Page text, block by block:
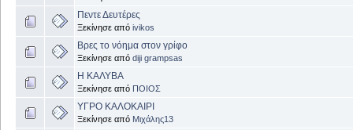
Πεντε Δευτέρες
Ξεκίνησε από ivikos
Βρες το νόημα στον γρίφο
Ξεκίνησε από diji grampsas
Η ΚΑΛΥΒΑ
Ξεκίνησε από ΠΟΙΟΣ
ΥΓΡΟ ΚΑΛΟΚΑΙΡΙ
Ξεκίνησε από Μιχάλης13